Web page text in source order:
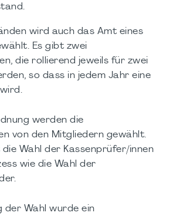
wird auch das Amt eines
Es gibt zwei
die rollierend jeweils für zwei
so dass in jedem Jahr eine
werden die
von den Mitgliedern gewählt.
Wahl der Kassenprüfer/innen
wie die Wahl der
der Wahl wurde ein